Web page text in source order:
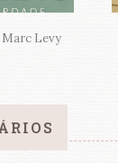
Marc Levy